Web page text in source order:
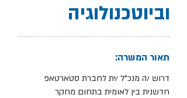
וביוטכנולוגיה
תאור המשרה:
דרוש /ה מנכ"ל /ית לחברת סטארטאפ
חדשנית בין לאומית בתחום מחקר